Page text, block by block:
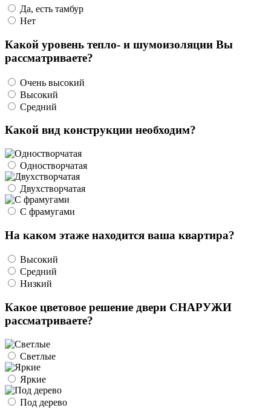
Да, есть тамбур
Нет
Какой уровень тепло- и шумоизоляции Вы
рассматриваете?
Очень высокий
Высокий
Средний
Какой вид конструкции необходим?
Одностворчатая
Двухстворчатая
С фрамугами
На каком этаже находится ваша квартира?
Высокий
Средний
Низкий
Какое цветовое решение двери СНАРУЖИ
рассматриваете?
Светлые
Яркие
Под дерево